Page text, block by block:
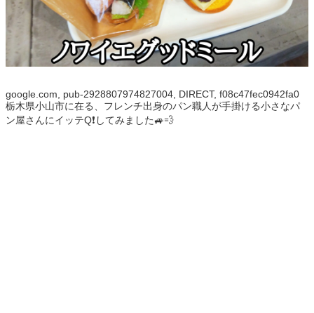
google.com, pub-2928807974827004, DIRECT, f08c47fec0942fa0
栃木県小山市に在る、フレンチ出身のパン職人が手掛ける小さなパ
ン屋さんにイッテQ❗️してみました🚙💨